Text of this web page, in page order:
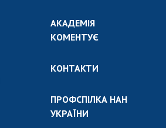
АКАДЕМІЯ
КОМЕНТУЄ
КОНТАКТИ
ПРОФСПІЛКА НАН
УКРАЇНИ